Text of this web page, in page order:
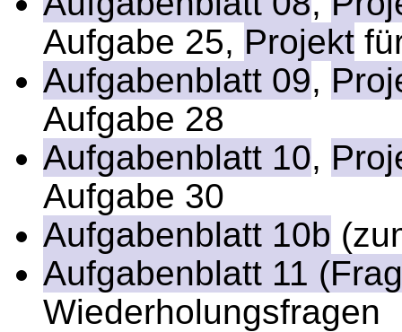
Aufgabe 25, Projekt
Aufgabenblatt 09,
Aufgabe 28
Aufgabenblatt 10,
Aufgabe 30
Aufgabenblatt 10b
Aufgabenblatt 11
Wiederholungsfragen